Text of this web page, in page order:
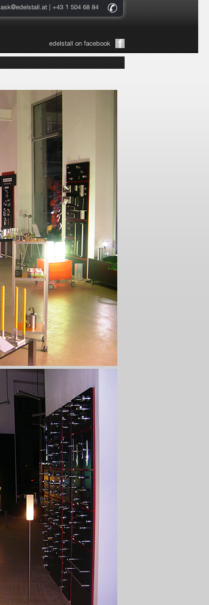
ask@edelstall.at| +43 1 504 68 84
edelstall on facebook